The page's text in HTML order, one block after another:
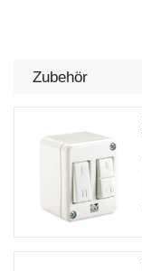
Zubehör